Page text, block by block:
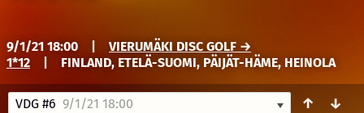
9/1/21 18:00
VIERUMÄKI DISC GOLF →
1*12
FINLAND, ETELÄ-SUOMI, PÄIJÄT-HÄME, HEINOLA
VDG #6 9/1/21 18:00 ↑ ↓